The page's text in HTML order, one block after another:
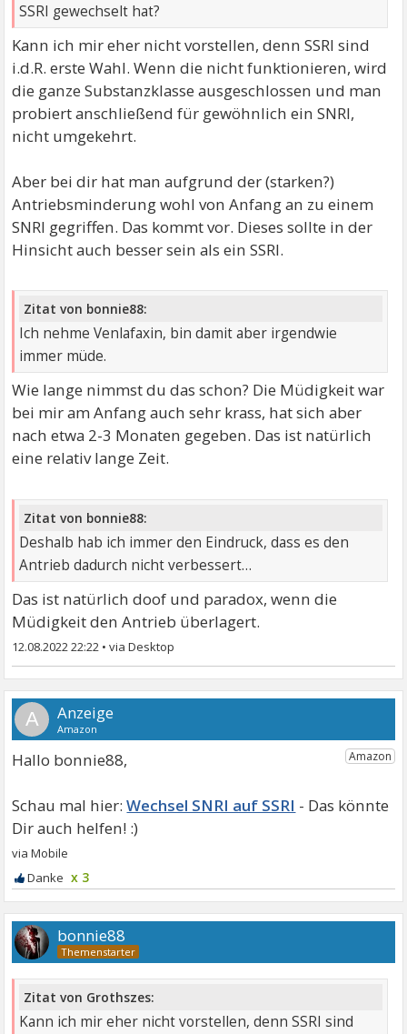
SSRI gewechselt hat?
Kann ich mir eher nicht vorstellen, denn SSRI sind
i.d.R. erste Wahl. Wenn die nicht funktionieren, wird
die ganze Substanzklasse ausgeschlossen und man
probiert anschließend für gewöhnlich ein SNRI,
nicht umgekehrt.
Aber bei dir hat man aufgrund der (starken?)
Antriebsminderung wohl von Anfang an zu einem
SNRI gegriffen. Das kommt vor. Dieses sollte in der
Hinsicht auch besser sein als ein SSRI.
Zitat von bonnie88:
Ich nehme Venlafaxin, bin damit aber irgendwie
immer müde.
Wie lange nimmst du das schon? Die Müdigkeit war
bei mir am Anfang auch sehr krass, hat sich aber
nach etwa 2-3 Monaten gegeben. Das ist natürlich
eine relativ lange Zeit.
Zitat von bonnie88:
Deshalb hab ich immer den Eindruck, dass es den
Antrieb dadurch nicht verbessert…
Das ist natürlich doof und paradox, wenn die
Müdigkeit den Antrieb überlagert.
12.08.2022 22:22 •
A
Hallo bonnie88,
Wechsel SNRI auf SSRI
x 3
bonnie88
Zitat von Grothszes:
Kann ich mir eher nicht vorstellen, denn SSRI sind